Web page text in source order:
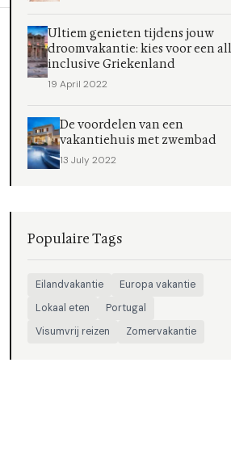
Ultiem genieten tijdens jouw
droomvakantie: kies voor een all
inclusive Griekenland
19 April 2022
De voordelen van een
vakantiehuis met zwembad
13 July 2022
Populaire Tags
Eilandvakantie
Europa vakantie
Lokaal eten
Portugal
Visumvrij reizen
Zomervakantie